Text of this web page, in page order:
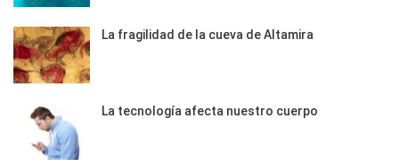
La fragilidad de la cueva de Altamira
La tecnología afecta nuestro cuerpo